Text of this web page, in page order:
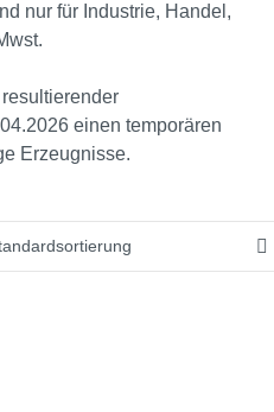
nur für Industrie, Handel,
einen temporären
Erzeugnisse.